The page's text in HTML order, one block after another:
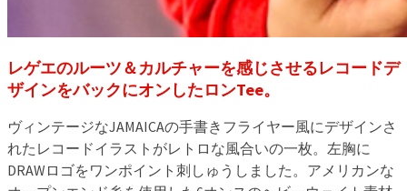
レゲエのルーツ＆カルチャーを感じさせるレコードデ
ザインをバックにオンしたロンTee。
ヴィンテージなJAMAICAの手書きフライヤー風にデザインさ
れたレコードイラストがレトロな風合いの一枚。左胸に
DRAWロゴをワンポイント刺しゅうしました。アメリカンな